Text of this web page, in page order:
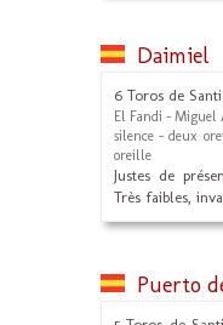
Daimiel
6 Toros de
El Fandi - Miguel
silence - deux
oreille
Justes de
Très faibles,
Puerto